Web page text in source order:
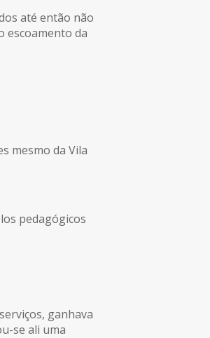
até então não
escoamento da
mesmo da Vila
pedagógicos
ganhava
se ali uma